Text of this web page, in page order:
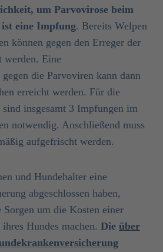
um Parvovirose beim
eine Impfung. Bereits Welpen
können gegen den Erreger der
werden. Eine
die Parvoviren kann dann
erreicht werden. Für die
insgesamt 3 Impfungen im
notwendig. Anschließend muss
aufgefrischt werden.
und Hundehalter eine
abgeschlossen haben,
Sorgen um die Kosten einer
Hundes machen. Die über